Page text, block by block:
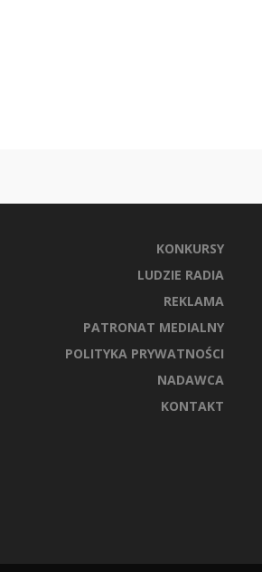
KONKURSY
LUDZIE RADIA
REKLAMA
PATRONAT MEDIALNY
POLITYKA PRYWATNOŚCI
NADAWCA
KONTAKT